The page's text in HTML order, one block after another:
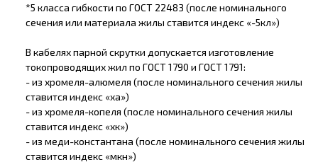
*5 класса гибкости по ГОСТ 22483 (после номинального
сечения или материала жилы ставится индекс «-5кл»)
В кабелях парной скрутки допускается изготовление
токопроводящих жил по ГОСТ 1790 и ГОСТ 1791:
- из хромеля-алюмеля (после номинального сечения жилы
ставится индекс «ха»)
- из хромеля-копеля (после номинального сечения жилы
ставится индекс «хк»)
- из меди-константана (после номинального сечения жилы
ставится индекс «мкн»)